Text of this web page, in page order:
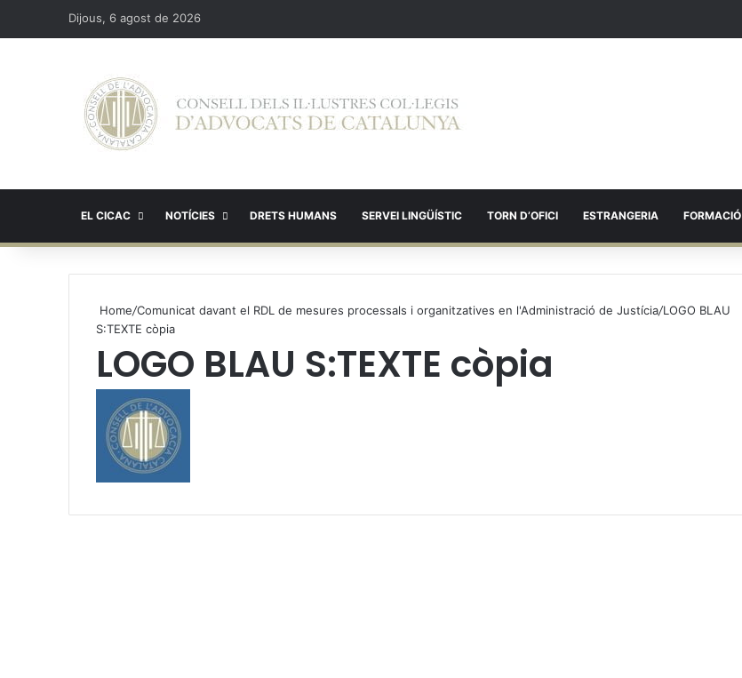
Dijous, 6 agost de 2026
EL CICAC NOTÍCIES DRETS HUMANS SERVEI LINGÜÍSTIC TORN D’OFICI ESTRANGERIA FORMACIÓ
Home/Comunicat davant el RDL de mesures processals i organitzatives en l'Administració de Justícia/LOGO BLAU
S:TEXTE còpia
LOGO BLAU S:TEXTE còpia